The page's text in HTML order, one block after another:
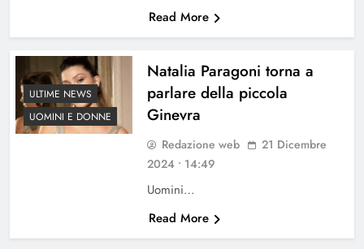
Read More
ULTIME NEWS
UOMINI E DONNE
Natalia Paragoni torna a
parlare della piccola
Ginevra
Redazione web
21 Dicembre
2024 • 14:49
Uomini…
Read More